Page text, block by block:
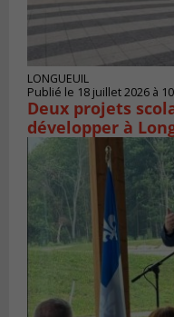
LONGUEUIL
Publié le 18 juillet 2026 à
Deux projets
développer à